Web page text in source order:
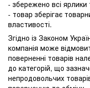
- збережено всі
- товар зберігає
властивості.
Згідно із Законом
компанія може
поверненні товарів
до категорій, що
непродовольчих